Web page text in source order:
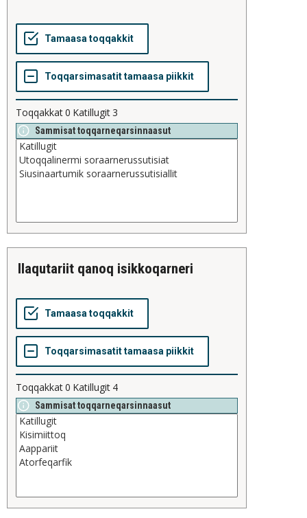
Toqqakkat0 Katillugit3
Sammisat toqqarneqarsinnaasut
ilaqutariit qanoq isikkoqarneri
Toqqakkat0 Katillugit 4
Sammisat toqqarneqarsinnaasut